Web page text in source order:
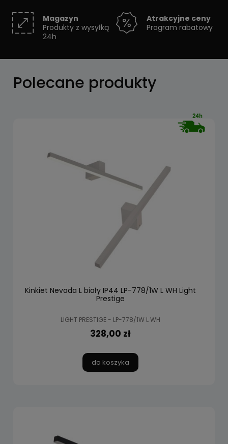
Skorzystaj z konfiguratora
Magazyn
Produkty z wysyłką
24h
Atrakcyjne ceny
Program rabatowy
Polecane produkty
Kinkiet Nevada L biały IP44 LP-778/1W L WH Light
Prestige
LIGHT PRESTIGE - LP-778/1W L WH
328,00 zł
do koszyka